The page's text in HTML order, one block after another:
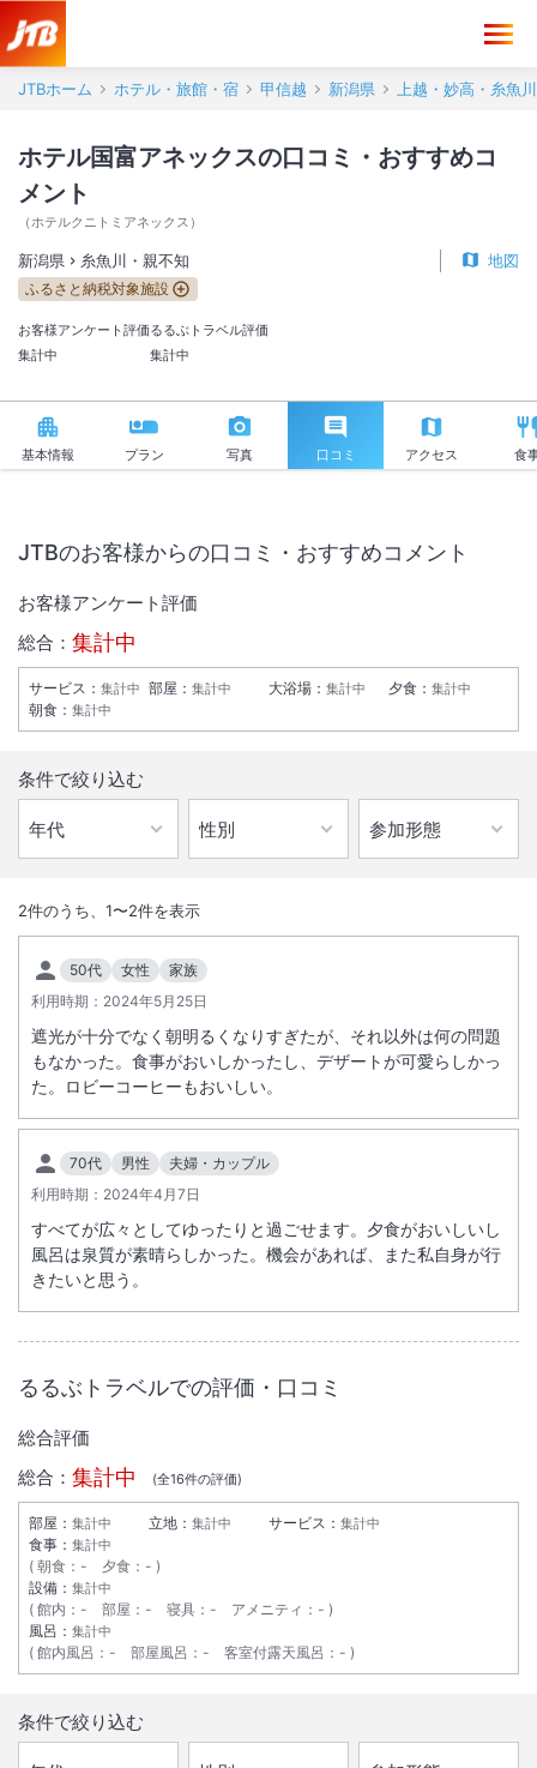
JTBホーム ホテル・旅館・宿 甲信越 新潟県 上越・妙高・糸魚川
ホテル国富アネックスの口コミ・おすすめコ
メント
（ホテルクニトミアネックス ）
新潟県 糸魚川・親不知 地図
ふるさと納税対象施設
お客様アンケート評価
集計中
るるぶトラベル評価
集計中
基本情報 プラン 写真 口コミ アクセス 食
ホテルのシンボル玄関前の噴泉は、１００℃毎分１５００ｌの湯が自然
に湧き出ている温泉です。
総客室数66
IN チェックイン
15:00/ OUT チェックアウト
10:00
大浴場あり
露天風呂あり
温泉
駐車場あり
施設からのお知らせ
JTBのお客様からの口コミ・おすすめコメント
お客様アンケート評価
総合： 集計中
サービス ： 集計中 部屋 ： 集計中 大浴場 ： 集計中 夕食 ： 集計中
朝食 ： 集計中
条件で絞り込む
2件のうち、 1〜2件を表示
50代 女性
家族
利用時期： 2024年5月25日
遮光が十分でなく朝明るくなりすぎたが、それ以外は何の問題
もなかった。食事がおいしかったし、デザートが可愛らしかっ
た。ロビーコーヒーもおいしい。
70代 男性
夫婦・カップル
利用時期： 2024年4月7日
すべてが広々としてゆったりと過ごせます。夕食がおいしいし
風呂は泉質が素晴らしかった。機会があれば、また私自身が行
きたいと思う。
るるぶトラベルでの評価・口コミ
総合評価
総合： 集計中 (全16件の評価)
部屋： 集計中 立地： 集計中 サービス： 集計中
食事： 集計中
朝食 ： - 夕食 ： -
設備： 集計中
館内 ： - 部屋 ： - 寝具 ： - アメニティ ： -
風呂： 集計中
館内風呂 ： - 部屋風呂 ： - 客室付露天風呂 ： -
条件で絞り込む